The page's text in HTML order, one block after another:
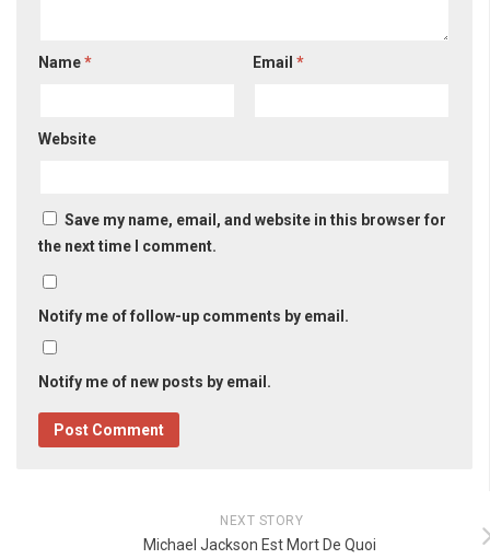
Name* Email*
Website
Save my name, email, and website in this browser for
the next time I comment.
Notify me of follow-up comments by email.
Notify me of new posts by email.
NEXT STORY
Michael Jackson Est Mort De Quoi